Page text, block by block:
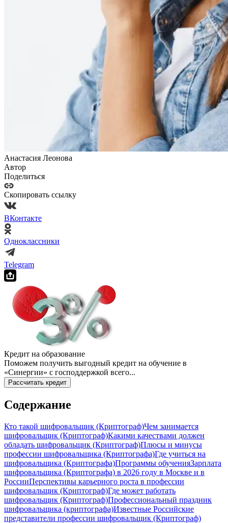
Анастасия Леонова
Автор
Поделиться
Скопировать ссылку
ВКонтакте
Одноклассники
Telegram
Кредит на образование
Поможем получить выгодный кредит на обучение в
«Синергии» с господдержкой всего...
Рассчитать кредит
Содержание
Кто такой шифровальщик (Криптограф)Чем занимается
шифровальщик (Криптограф)Какими качествами должен
обладать шифровальщик (Криптограф)Плюсы и минусы
профессии шифровальщика (Криптографа)Где учиться на
шифровальщика (Криптографа)Программы обученияЗарплата
шифровальщика (Криптографа) в 2026 году в Москве и в
РоссииПерспективы карьерного роста в профессии
шифровальщик (Криптограф)Где может работать
шифровальщик (Криптограф)Профессиональный праздник
шифровальщика (криптографа)Известные Российские
представители профессии шифровальщик (Криптограф)